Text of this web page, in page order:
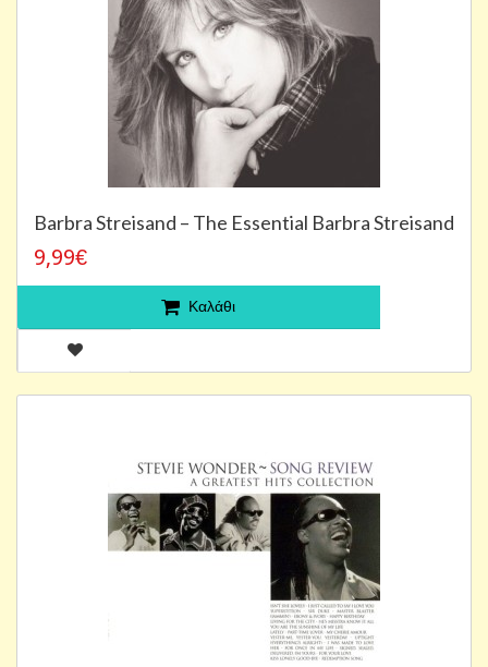
Barbra Streisand – The Essential Barbra Streisand
9,99€
Καλάθι